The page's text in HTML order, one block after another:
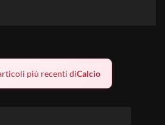
più recenti diCalcio